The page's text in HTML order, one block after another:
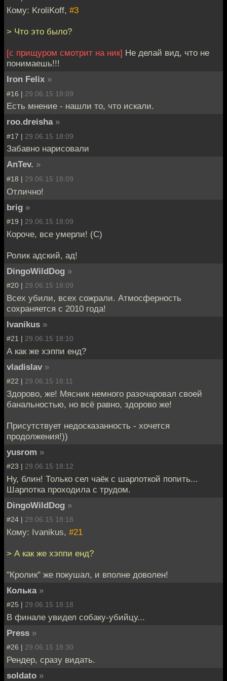
Кому: KroliKoff, #3
> Что это было?
[с прищуром смотрит на ник] Не делай вид, что не
понимаешь!!!
Iron Felix »
#16 | 29.06.15 18:09
Есть мнение - нашли то, что искали.
roo.dreisha »
#17 | 29.06.15 18:09
Забавно нарисовали
AnTev. »
#18 | 29.06.15 18:09
Отлично!
brig »
#19 | 29.06.15 18:09
Короче, все умерли! (С)
Ролик адский, ад!
DingoWildDog »
#20 | 29.06.15 18:09
Всех убили, всех сожрали. Атмосферность
сохраняется с 2010 года!
Ivanikus »
#21 | 29.06.15 18:10
А как же хэппи енд?
vladislav »
#22 | 29.06.15 18:11
Здорово, же! Мясник немного разочаровал своей
банальностью, но всё равно, здорово же!
Присутствует недосказанность - хочется
продолжения!))
yusrom »
#23 | 29.06.15 18:12
Ну, блин! Только сел чаёк с шарлоткой попить...
Шарлотка проходила с трудом.
DingoWildDog »
#24 | 29.06.15 18:18
Кому: Ivanikus, #21
> А как же хэппи енд?
"Кролик" же покушал, и вполне доволен!
Колька »
#25 | 29.06.15 18:18
В финале увидел собаку-убийцу...
Press »
#26 | 29.06.15 18:30
Рендер, сразу видать.
soldato »